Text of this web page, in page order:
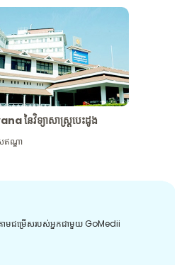
នៃវិទ្យាសាស្រ្តបេះដូង
ឥណ្ឌា
ាមជម្រើសរបស់អ្នកជាមួយ GoMedii